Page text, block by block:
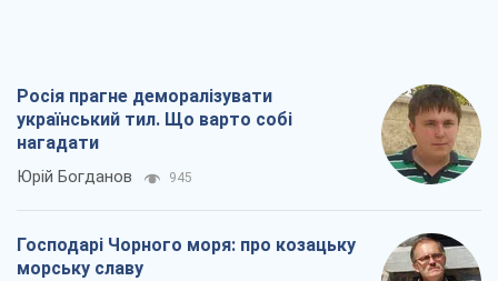
Росія прагне деморалізувати
український тил. Що варто собі
нагадати
Юрій Богданов 945
Господарі Чорного моря: про козацьку
морську славу